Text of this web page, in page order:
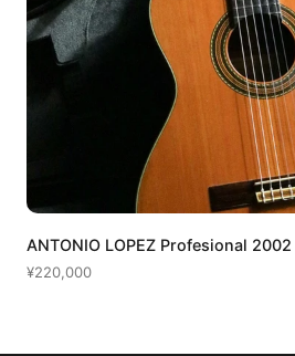
ANTONIO LOPEZ Profesional
¥220,000